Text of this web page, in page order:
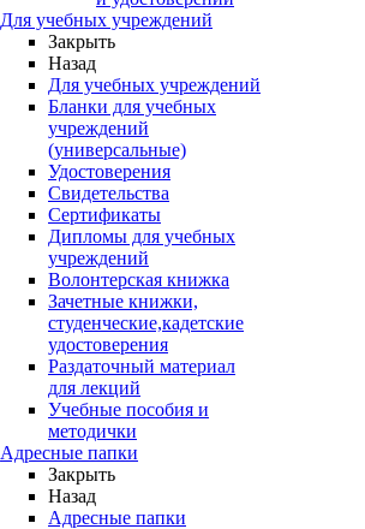
Для учебных учреждений
Закрыть
Назад
Для учебных учреждений
Бланки для учебных
учреждений
(универсальные)
Удостоверения
Свидетельства
Сертификаты
Дипломы для учебных
учреждений
Волонтерская книжка
Зачетные книжки,
студенческие,кадетские
удостоверения
Раздаточный материал
для лекций
Учебные пособия и
методички
Адресные папки
Закрыть
Назад
Адресные папки